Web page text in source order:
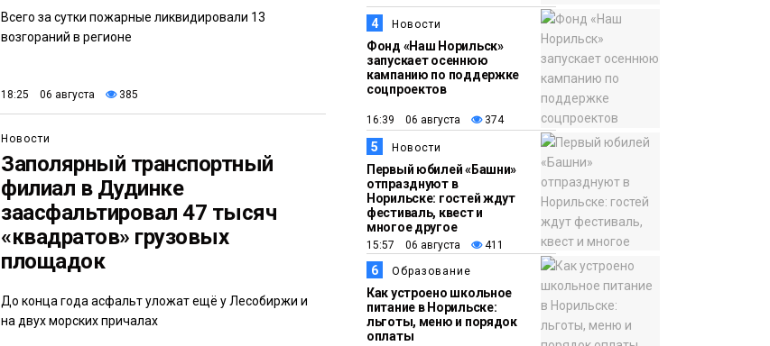
Всего за сутки пожарные ликвидировали 13
возгораний в регионе
18:25 06 августа 385
Новости
Заполярный транспортный
филиал в Дудинке
заасфальтировал 47 тысяч
«квадратов» грузовых
площадок
До конца года асфальт уложат ещё у Лесобиржи и
на двух морских причалах
12:25
Медиакомпании
Барнаул обошёл
Красноярск в
списке городов,
откуда приехали
норильчане
4 Новости
Фонд «Наш Норильск»
запускает осеннюю
кампанию по поддержке
соцпроектов
16:39 06 августа 374
5 Новости
Первый юбилей «Башни»
отпразднуют в
Норильске: гостей ждут
фестиваль, квест и
многое другое
15:57 06 августа 411
6 Образование
Как устроено школьное
питание в Норильске:
льготы, меню и порядок
оплаты